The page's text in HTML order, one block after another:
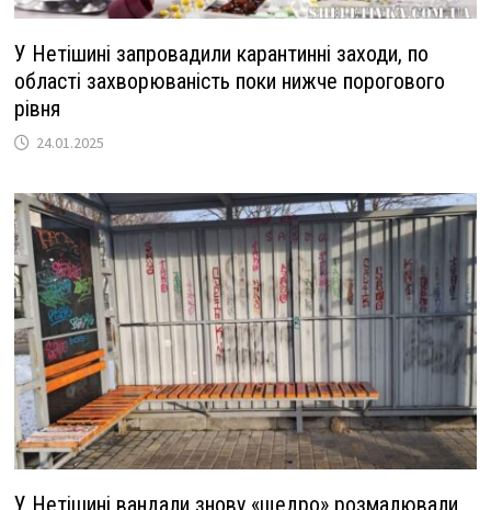
У Нетішині запровадили карантинні заходи, по
області захворюваність поки нижче порогового
рівня
24.01.2025
У Нетішині вандали знову «щедро» розмалювали